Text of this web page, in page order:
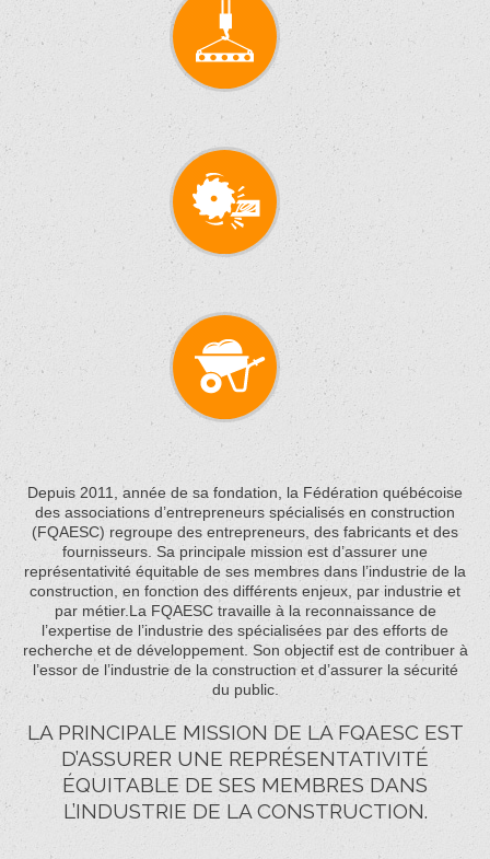
Depuis 2011, année de sa fondation, la Fédération québécoise
des associations d’entrepreneurs spécialisés en construction
(FQAESC) regroupe des entrepreneurs, des fabricants et des
fournisseurs. Sa principale mission est d’assurer une
représentativité équitable de ses membres dans l’industrie de la
construction, en fonction des différents enjeux, par industrie et
par métier.La FQAESC travaille à la reconnaissance de
l’expertise de l’industrie des spécialisées par des efforts de
recherche et de développement. Son objectif est de contribuer à
l’essor de l’industrie de la construction et d’assurer la sécurité
du public.
LA PRINCIPALE MISSION DE LA FQAESC EST
D’ASSURER UNE REPRÉSENTATIVITÉ
ÉQUITABLE DE SES MEMBRES DANS
L’INDUSTRIE DE LA CONSTRUCTION.